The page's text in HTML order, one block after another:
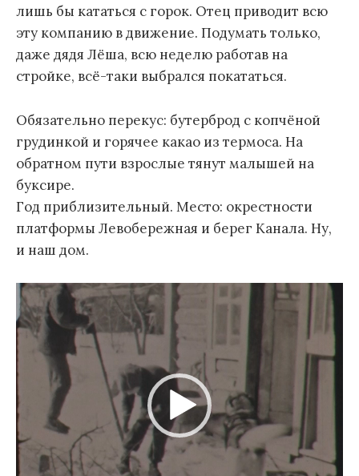
лишь бы кататься с горок. Отец приводит всю
эту компанию в движение. Подумать только,
даже дядя Лёша, всю неделю работав на
стройке, всё-таки выбрался покататься.
Обязательно перекус: бутерброд с копчёной
грудинкой и горячее какао из термоса. На
обратном пути взрослые тянут малышей на
буксире.
Год приблизительный. Место: окрестности
платформы Левобережная и берег Канала. Ну,
и наш дом.
Видеоплеер